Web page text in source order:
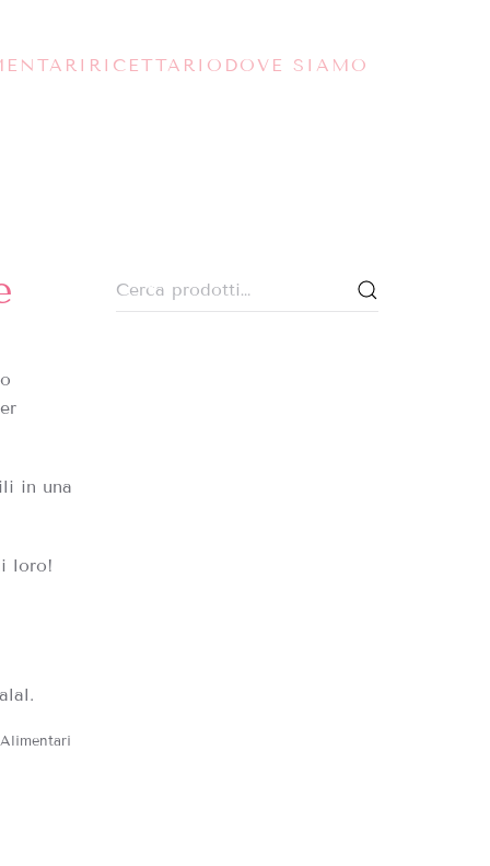
RICETTARIO DOVE SIAMO
in una
loro!
Cerca: